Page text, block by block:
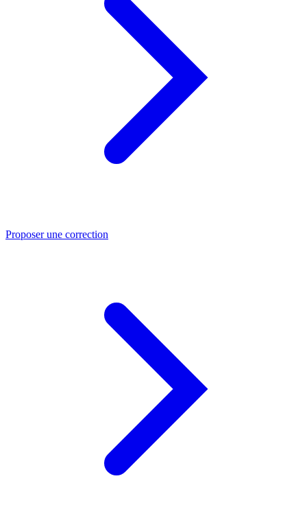
Proposer une correction